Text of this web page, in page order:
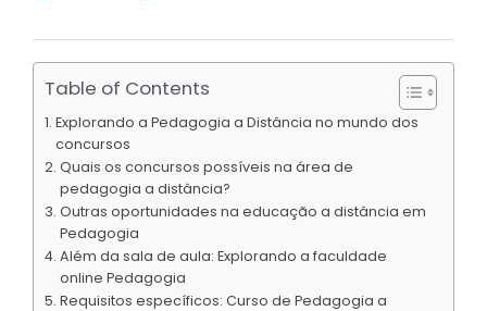
Table of Contents
Explorando a Pedagogia a Distância no mundo dos
concursos
Quais os concursos possíveis na área de
pedagogia a distância?
Outras oportunidades na educação a distância em
Pedagogia
Além da sala de aula: Explorando a faculdade
online Pedagogia
Requisitos específicos: Curso de Pedagogia a